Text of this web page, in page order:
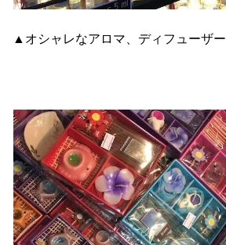
▲オシャレなアロマ、ディフューザー